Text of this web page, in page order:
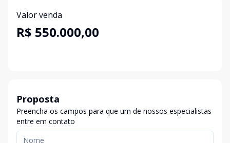
Valor venda
R$ 550.000,00
Proposta
Preencha os campos para que um de nossos especialistas
entre em contato